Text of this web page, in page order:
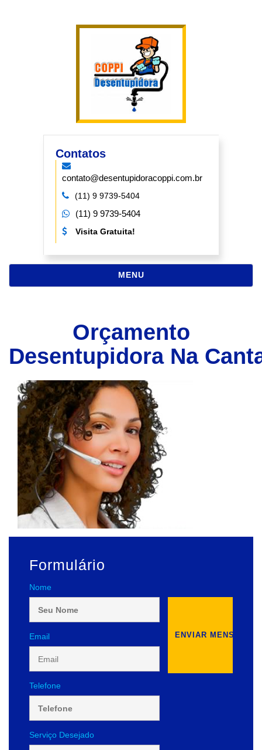
Contatos
contato@desentupidoracoppi.com.br
(11) 9 9739-5404
(11) 9 9739-5404
Visita Gratuita!
MENUNAVEGAÇÃO
Orçamento
Desentupidora Na
Formulário
Nome
Email
Telefone
Serviço Desejado